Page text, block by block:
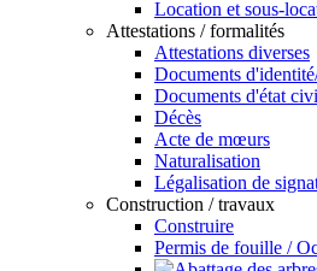
Location et sous-
Attestations / formalités
Attestations diverses
Documents
Documents d'état
Décès
Acte de mœurs
Naturalisation
Légalisation de
Construction / travaux
Construire
Permis de fouille /